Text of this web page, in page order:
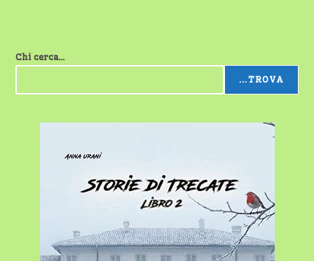
Chi cerca...
...TROVA